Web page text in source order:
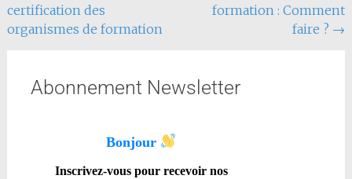
certification des
organismes de formation
formation : Comment
faire ? →
Abonnement Newsletter
Bonjour
Inscrivez-vous pour recevoir nos